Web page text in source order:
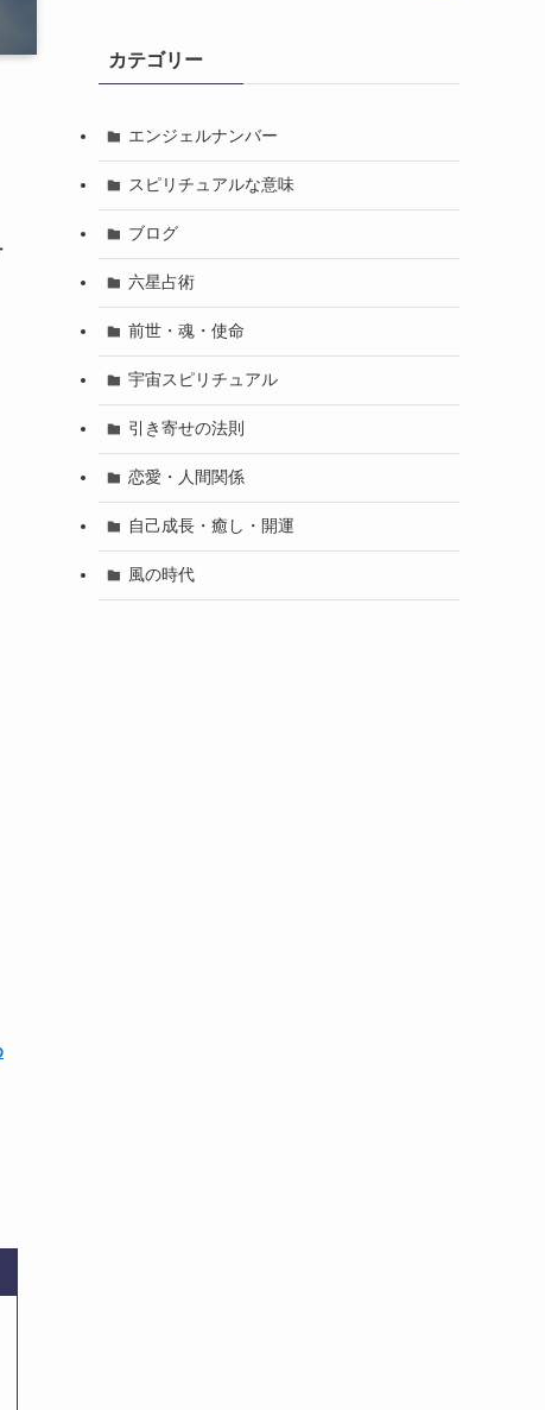
カテゴリー
エンジェルナンバー
スピリチュアルな意味
ブログ
六星占術
前世・魂・使命
宇宙スピリチュアル
引き寄せの法則
恋愛・人間関係
自己成長・癒し・開運
風の時代